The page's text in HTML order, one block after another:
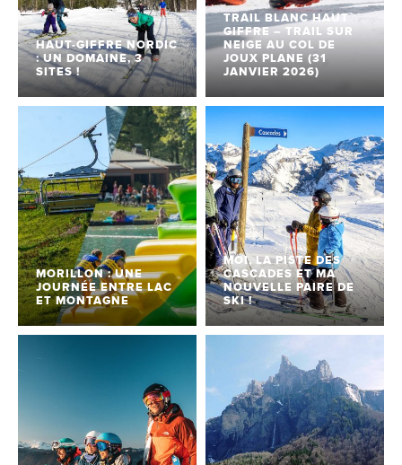
HAUT-GIFFRE NORDIC
: UN DOMAINE, 3
SITES !
TRAIL BLANC HAUT
GIFFRE – TRAIL SUR
NEIGE AU COL DE
JOUX PLANE (31
JANVIER 2026)
MORILLON : UNE
JOURNÉE ENTRE LAC
ET MONTAGNE
MOI, LA PISTE DES
CASCADES ET MA
NOUVELLE PAIRE DE
SKI !